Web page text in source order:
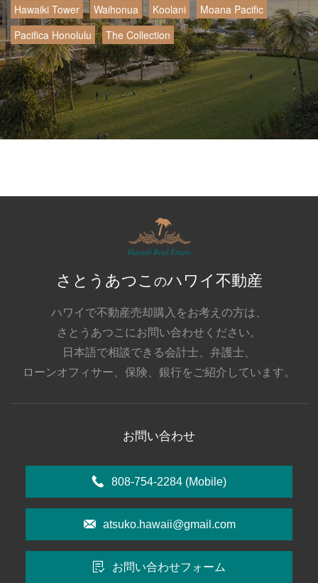
Hawaiki Tower
Waihonua Koolani
Moana Pacific
Pacifica Honolulu
The Collection
さとうあつこ のハワイ不動産
ハワイで不動産売却購入をお考えの方は、
さとうあつこにお問い合わせください。
日本語で相談できる会計士、弁護士、
ローンオフィサー、保険、銀行をご紹介しています。
お問い合わせ
808-754-2284 (Mobile)
atsuko.hawaii@gmail.com
お問い合わせフォーム